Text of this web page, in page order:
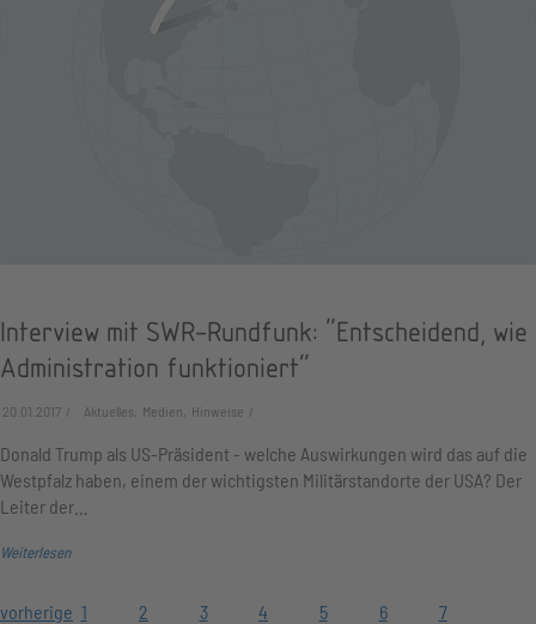
Interview mit SWR-Rundfunk: "Entscheidend, wie
Administration funktioniert"
20.01.2017 Aktuelles, Medien, Hinweise
Donald Trump als US-Präsident - welche Auswirkungen wird das auf die
Westpfalz haben, einem der wichtigsten Militärstandorte der USA? Der
Leiter der…
Weiterlesen
vorherige 1 2 3 4 5 6 7